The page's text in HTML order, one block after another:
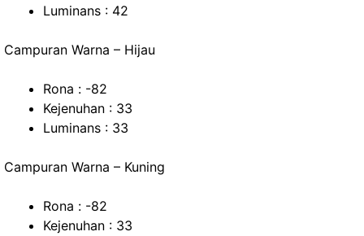
Luminans : 42
Campuran Warna – Hijau
Rona : -82
Kejenuhan : 33
Luminans : 33
Campuran Warna – Kuning
Rona : -82
Kejenuhan : 33